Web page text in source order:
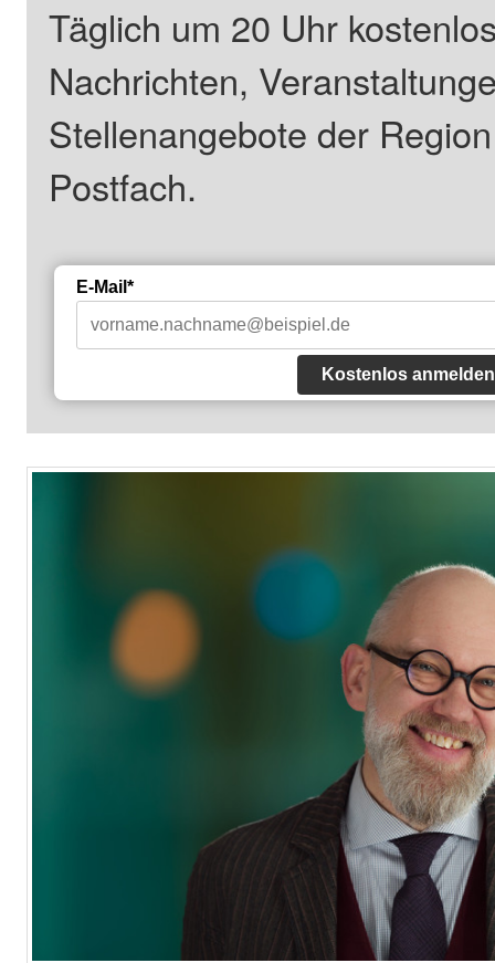
Täglich um 20 Uhr
Nachrichten,
Stellenangebote der
Postfach.
E-Mail*
Kostenlos anmelden